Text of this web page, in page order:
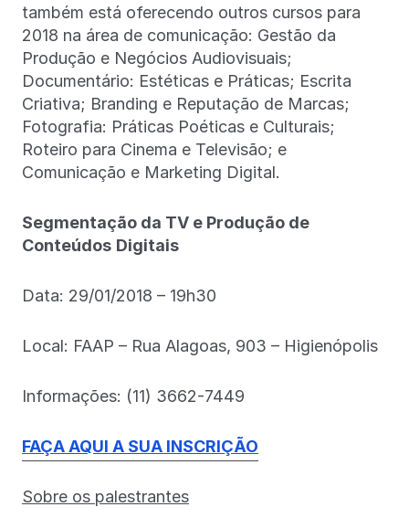
também está oferecendo outros cursos para
2018 na área de comunicação: Gestão da
Produção e Negócios Audiovisuais;
Documentário: Estéticas e Práticas; Escrita
Criativa; Branding e Reputação de Marcas;
Fotografia: Práticas Poéticas e Culturais;
Roteiro para Cinema e Televisão; e
Comunicação e Marketing Digital.
Segmentação da TV e Produção de
Conteúdos Digitais
Data: 29/01/2018 – 19h30
Local: FAAP – Rua Alagoas, 903 – Higienópolis
Informações: (11) 3662-7449
FAÇA AQUI A SUA INSCRIÇÃO
Sobre os palestrantes